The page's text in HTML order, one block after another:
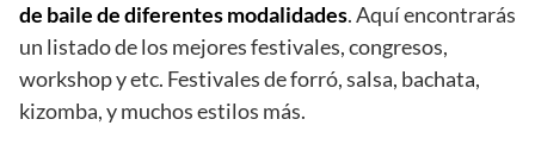
de baile de diferentes modalidades. Aquí encontrarás
un listado de los mejores festivales, congresos,
workshop y etc. Festivales de forró, salsa, bachata,
kizomba, y muchos estilos más.